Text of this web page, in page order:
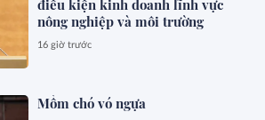
điều kiện kinh doanh lĩnh vực
nông nghiệp và môi trường
16 giờ trước
Mồm chó vó ngựa